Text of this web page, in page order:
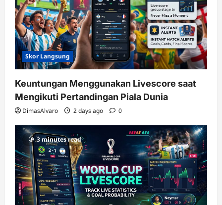
Skor Langsung
Keuntungan Menggunakan Livescore saat
Mengikuti Pertandingan Piala Dunia
DimasAlvaro 2 days ago 0
3 minutes read